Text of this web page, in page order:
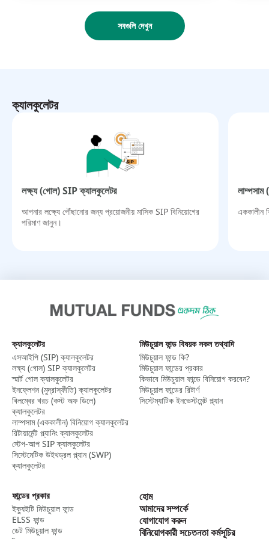
সবগুলি দেখুন
ক্যালকুলেটর
লক্ষ্য (গোল) SIP ক্যালকুলেটর​
আপনার লক্ষ্যে পৌঁছানোর জন্য প্রয়োজনীয় মাসিক SIP বিনিয়োগের
পরিমাণ জানুন।
লাম্পসাম
এককালীন
ক্যালকুলেটর
এসআইপি (SIP) ক্যালকুলেটর​
লক্ষ্য (গোল) SIP ক্যালকুলেটর​
স্মার্ট গোল ক্যালকুলেটর​
ইনফ্লেশন (মুদ্রাস্ফীতি) ক্যালকুলেটর​
বিলম্বের খরচ (কস্ট অফ ডিলে)
ক্যালকুলেটর
লাম্পসাম (এককালীন) বিনিয়োগ ক্যালকুলেটর​
রিটায়ার্মেন্ট প্ল্যানিং ক্যালকুলেটর
স্টেপ-আপ SIP ক্যালকুলেটর​
সিস্টেমেটিক উইথড্রল প্ল্যান (SWP)
ক্যালকুলেটর​
মিউচুয়াল ফান্ড বিষয়ক সকল তথ্যাদি
মিউচুয়াল ফান্ড কি?
মিউচুয়াল ফান্ডের প্রকার
কিভাবে মিউচুয়াল ফান্ডে বিনিয়োগ করবেন?
মিউচুয়াল ফান্ডের রিটার্ণ
সিস্টেম্যাটিক ইনভেস্টমেন্ট প্ল্যান
ফান্ডের প্রকার
ইক্যুইটি মিউচুয়াল ফান্ড
ELSS ফান্ড
ডেট মিউচুয়াল ফান্ড
হোম
আমাদের সম্পর্কে
যোগাযোগ করুন
বিনিয়োগকারী সচেতনতা কর্মসূচির